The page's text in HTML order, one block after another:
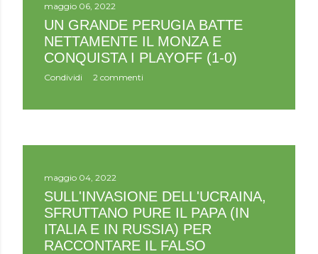
maggio 06, 2022
UN GRANDE PERUGIA BATTE
NETTAMENTE IL MONZA E
CONQUISTA I PLAYOFF (1-0)
Condividi 2 commenti
maggio 04, 2022
SULL'INVASIONE DELL'UCRAINA,
SFRUTTANO PURE IL PAPA (IN
ITALIA E IN RUSSIA) PER
RACCONTARE IL FALSO